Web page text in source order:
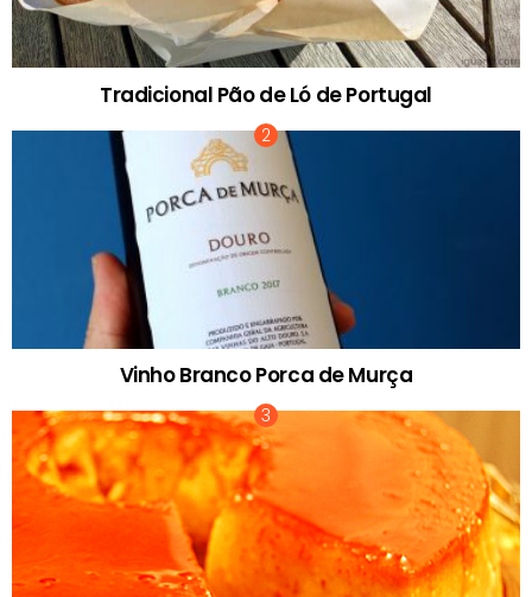
Tradicional Pão de Ló de Portugal
Vinho Branco Porca de Murça